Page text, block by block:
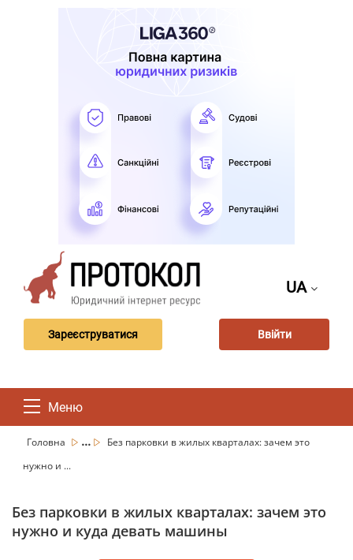
UA
Зареєструватися Ввійти
Меню
Головна ...
Без парковки в жилых кварталах: зачем это
нужно и ...
Без парковки в жилых кварталах: зачем это
нужно и куда девать машины